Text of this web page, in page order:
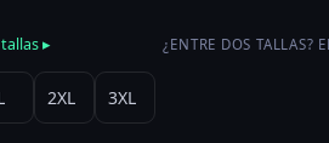
▸ ¿ENTRE DOS TALLAS?
2XL 3XL